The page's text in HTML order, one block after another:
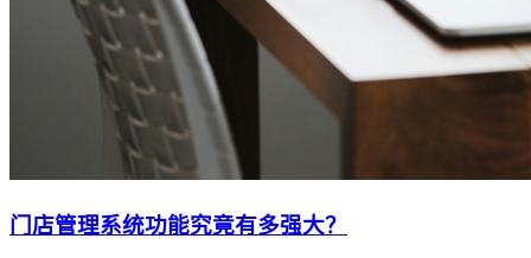
门店管理系统功能究竟有多强大？